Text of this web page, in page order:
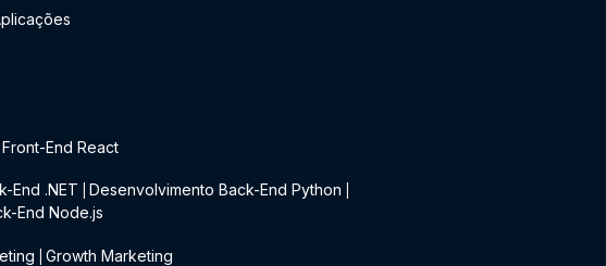
End React
End .NET Desenvolvimento Back-End Python
End Node.js
Growth Marketing